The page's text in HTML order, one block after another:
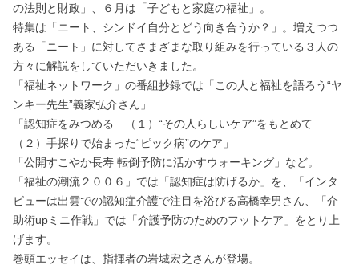
の法則と財政」、６月は「子どもと家庭の福祉」。
特集は「ニート、シンドイ自分とどう向き合うか？」。増えつつ
ある「ニート」に対してさまざまな取り組みを行っている３人の
方々に解説をしていただいきました。
「福祉ネットワーク」の番組抄録では「この人と福祉を語ろう“ヤ
ンキー先生”義家弘介さん」
「認知症をみつめる （１）“その人らしいケア”をもとめて
（２）手探りで始まった“ピック病”のケア」
「公開すこやか長寿 転倒予防に活かすウォーキング」など。
「福祉の潮流２００６」では「認知症は防げるか」を、「インタ
ビューは出雲での認知症介護で注目を浴びる高橋幸男さん、「介
助術upミニ作戦」では「介護予防のためのフットケア」をとり上
げます。
巻頭エッセイは、指揮者の岩城宏之さんが登場。